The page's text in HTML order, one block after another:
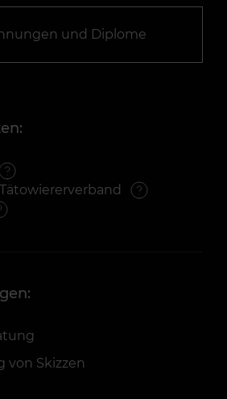
und Diplome
von Skizzen